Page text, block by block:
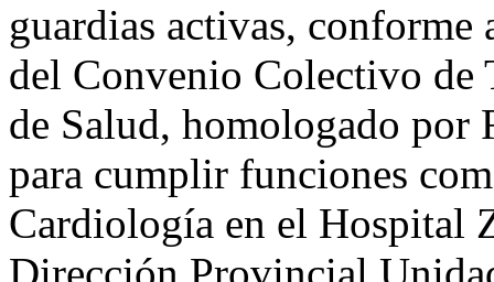
guardias activas,
del Convenio Colectivo de
de Salud, homologado por
para cumplir funciones
Cardiología en el Hospital